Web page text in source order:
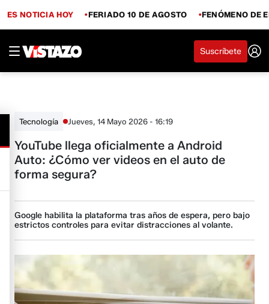
ES NOTICIA HOY FERIADO 10 DE AGOSTO FENÓMENO DE
Suscríbete
Tecnología Jueves, 14 Mayo 2026 - 16:19
YouTube llega oficialmente a Android
Auto: ¿Cómo ver videos en el auto de
forma segura?
Google habilita la plataforma tras años de espera, pero bajo
estrictos controles para evitar distracciones al volante.